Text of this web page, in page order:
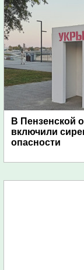
В Пензенской
включили
опасности